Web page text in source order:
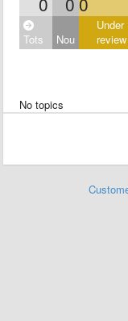
Tots Nou
Under
review
No topics